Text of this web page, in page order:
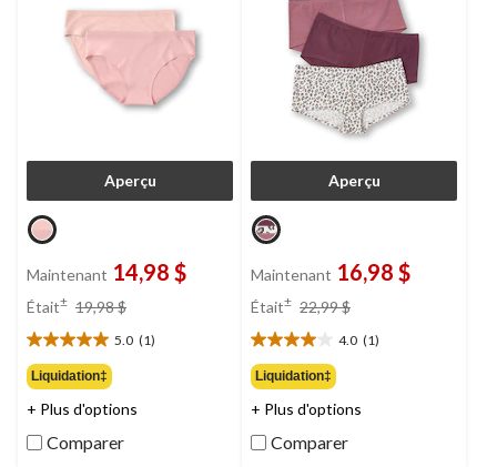
Aperçu
Maintenant 14,98 $
Était± 19,98 $
19,98 $
5.0 (1)
5.0
étoile(s)
sur
5.
1
évaluation
Liquidation‡
+ Plus d'options
Comparer
Aperçu
Maintenant 16,98 $
Était± 22,99 $
22,99 $
4.0 (1)
4.0
étoile(s)
sur
5.
1
évaluation
Liquidation‡
+ Plus d'options
Comparer